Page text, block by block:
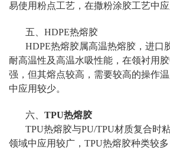
易使用粉点工艺，在撒粉涂胶工艺中应
五、HDPE热熔胶
HDPE热熔胶属高温热熔胶，进口
耐高温性及高温水吸性能，在领衬用
强，但其熔点较高，需要较高的操作
中应用较少。
六、 TPU热熔胶
TPU热熔胶与PU/TPU材质复合时
领域中应用较广，TPU热熔胶种类较多